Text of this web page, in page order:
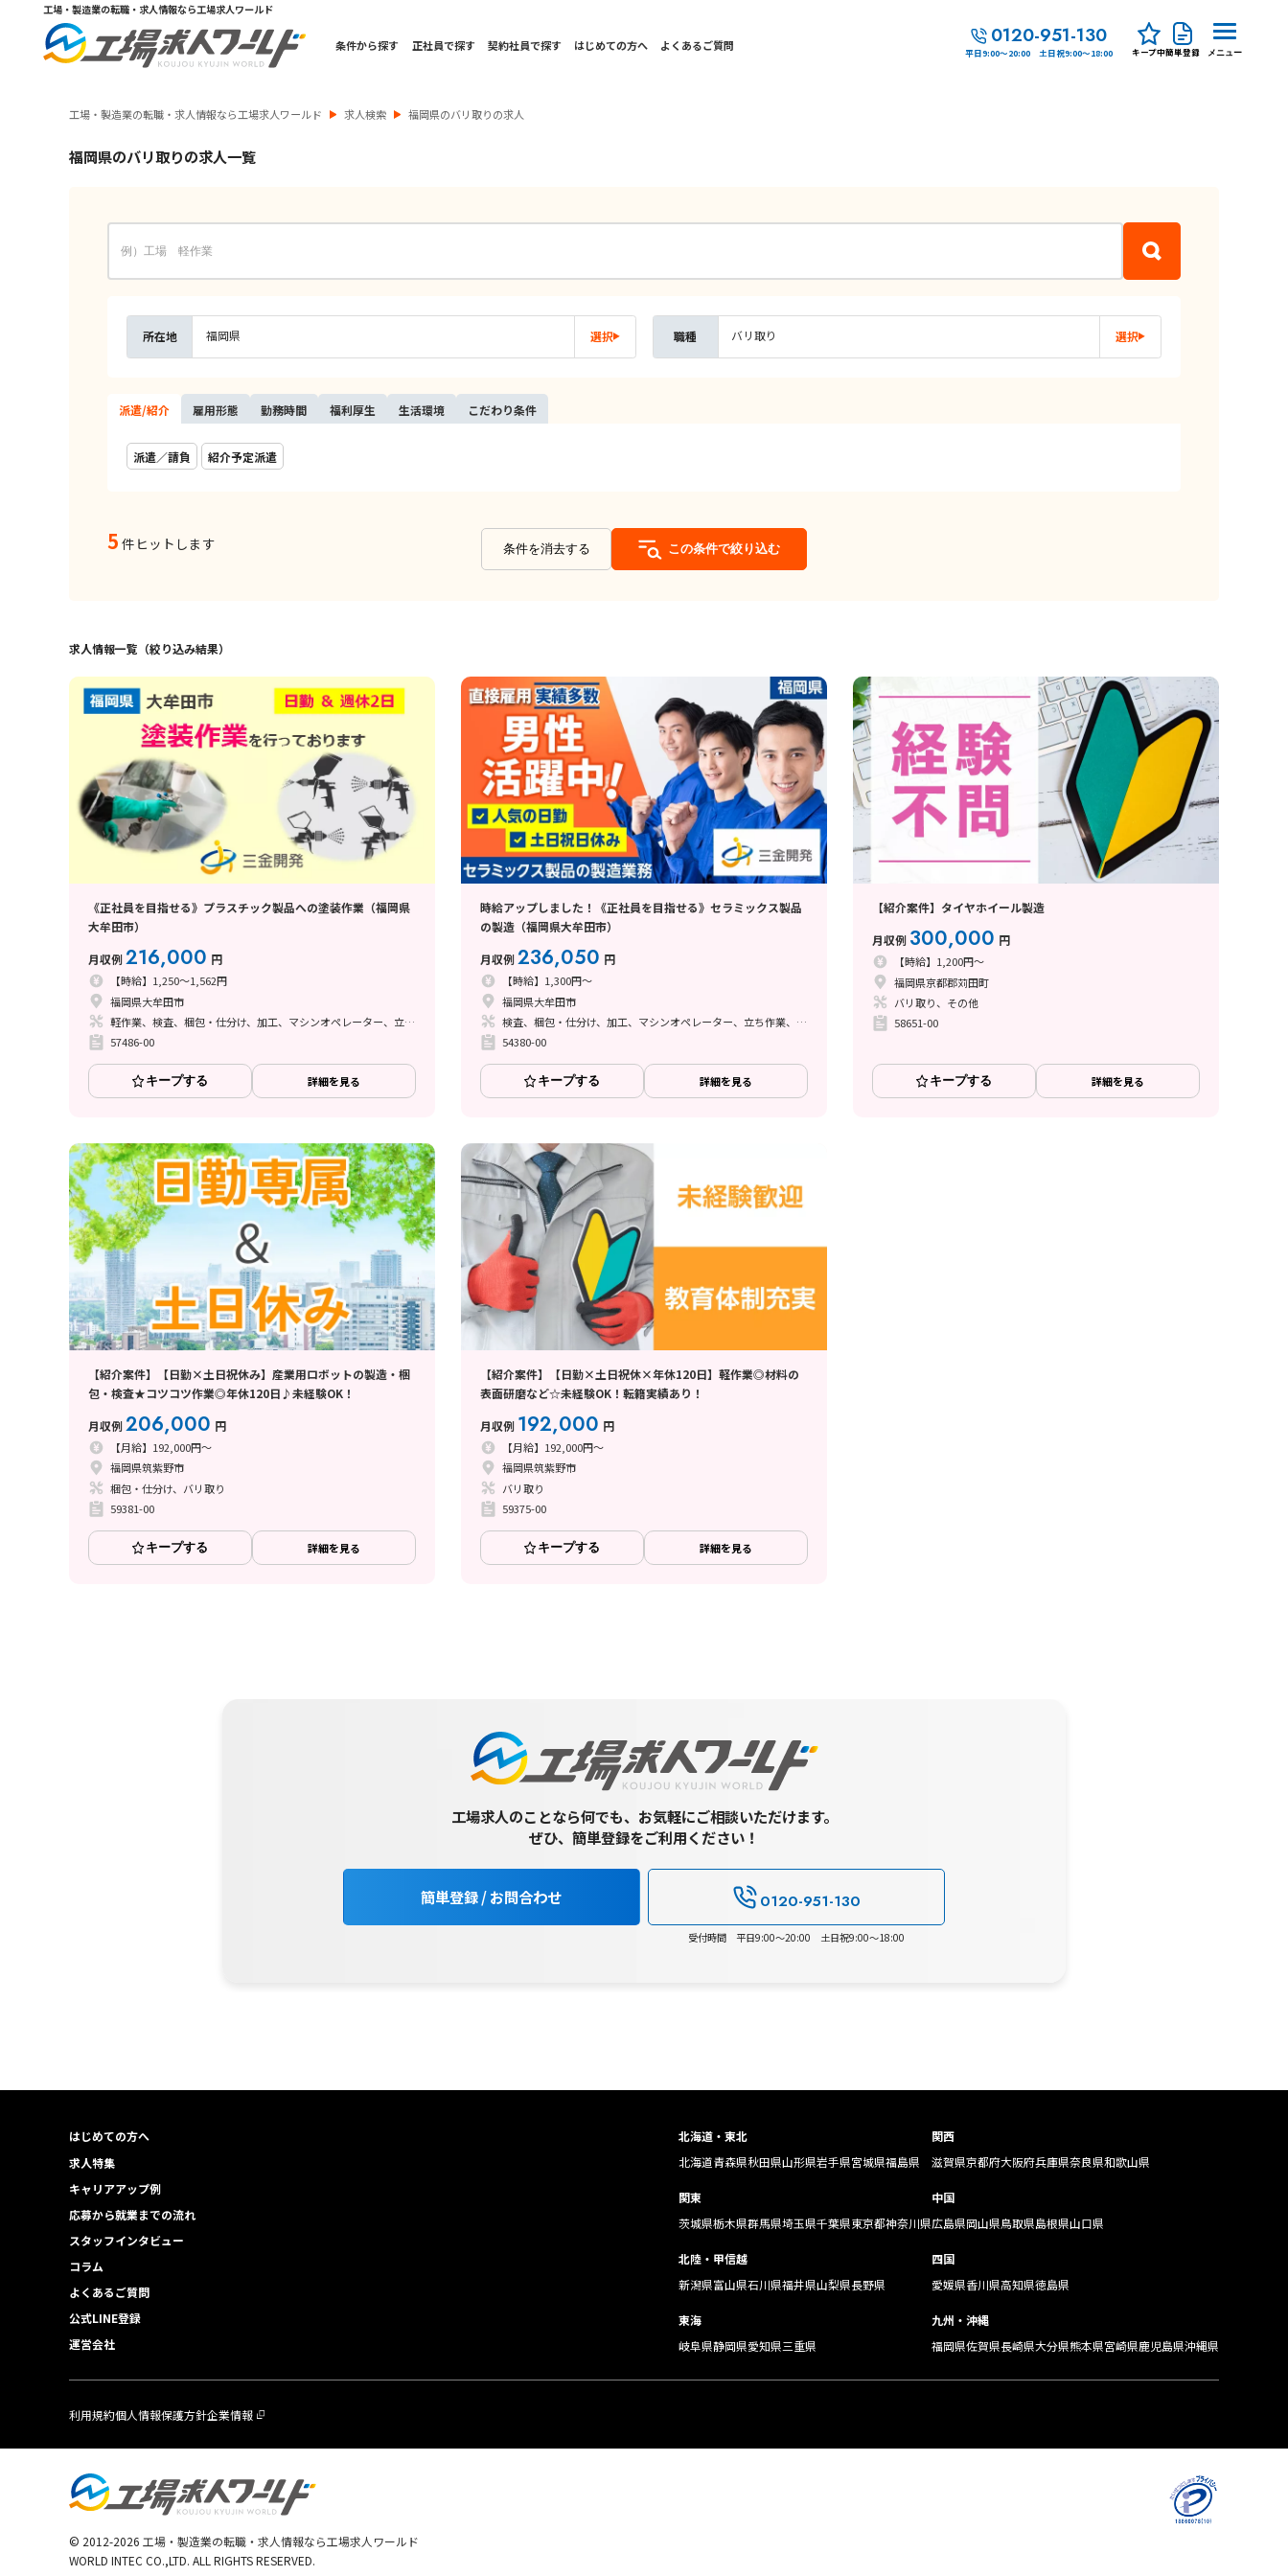
工場・製造業の転職・求人情報なら工場求人ワールド
条件から探す 正社員で探す 契約社員で探す はじめての方へ よくあるご質問 0120-951-130
平日9:00～20:00 土日祝9:00～18:00 キープ中簡単登録 メニュー
工場・製造業の転職・求人情報なら工場求人ワールド 求人検索 福岡県のバリ取りの求人
福岡県のバリ取りの求人一覧
所在地 福岡県 選択 職種 バリ取り 選択
派遣/紹介 雇用形態 勤務時間 福利厚生 生活環境 こだわり条件
派遣／請負 紹介予定派遣
5 件ヒットします 条件を消去する この条件で絞り込む
求人情報一覧（絞り込み結果）
《正社員を目指せる》プラスチック製品への塗装作業（福岡県
大牟田市）
月収例216,000 円
【時給】1,250～1,562円
福岡県大牟田市
軽作業、検査、梱包・仕分け、加工、マシンオペレーター、立ち作業、塗装、バリ取り
57486-00
キープする 詳細を見る
時給アップしました！《正社員を目指せる》セラミックス製品
の製造（福岡県大牟田市）
月収例236,050 円
【時給】1,300円～
福岡県大牟田市
検査、梱包・仕分け、加工、マシンオペレーター、立ち作業、バリ取り
54380-00
キープする 詳細を見る
【紹介案件】タイヤホイール製造
月収例 300,000 円
【時給】1,200円～
福岡県京都郡苅田町
バリ取り、その他
58651-00
キープする 詳細を見る
【紹介案件】【日勤×土日祝休み】産業用ロボットの製造・梱
包・検査★コツコツ作業◎年休120日♪未経験OK！
月収例206,000 円
【月給】192,000円～
福岡県筑紫野市
梱包・仕分け、バリ取り
59381-00
キープする 詳細を見る
【紹介案件】【日勤×土日祝休×年休120日】軽作業◎材料の
表面研磨など☆未経験OK！転籍実績あり！
月収例 192,000 円
【月給】192,000円～
福岡県筑紫野市
バリ取り
59375-00
キープする 詳細を見る
工場求人のことなら何でも、お気軽にご相談いただけます。
ぜひ、簡単登録をご利用ください！
簡単登録 / お問合わせ 0120-951-130
受付時間 平日9:00～20:00 土日祝9:00～18:00
はじめての方へ
求人特集
キャリアアップ例
応募から就業までの流れ
スタッフインタビュー
コラム
よくあるご質問
公式LINE登録
運営会社
北海道・東北
北海道青森県秋田県山形県岩手県宮城県福島県
関東
茨城県栃木県群馬県埼玉県千葉県東京都神奈川県
北陸・甲信越
新潟県富山県石川県福井県山梨県長野県
東海
岐阜県静岡県愛知県三重県
関西
滋賀県京都府大阪府兵庫県奈良県和歌山県
中国
広島県岡山県鳥取県島根県山口県
四国
愛媛県香川県高知県徳島県
九州・沖縄
福岡県佐賀県長崎県大分県熊本県宮崎県鹿児島県沖縄県
利用規約個人情報保護方針企業情報
© 2012-2026 工場・製造業の転職・求人情報なら工場求人ワールド
WORLD INTEC CO.,LTD. ALL RIGHTS RESERVED.